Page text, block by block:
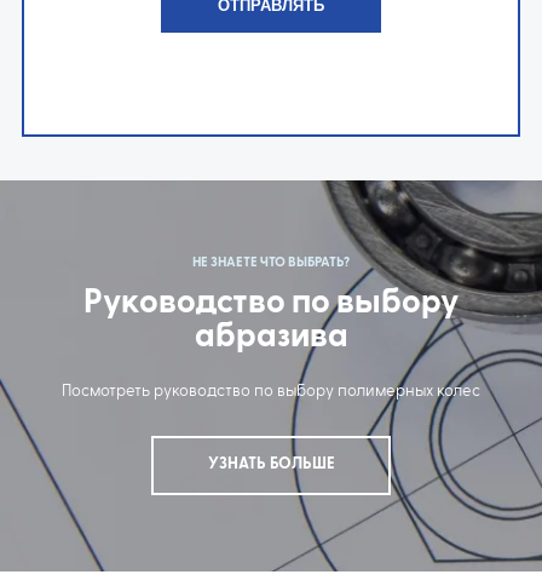
НЕ ЗНАЕТЕ ЧТО ВЫБРАТЬ?
Руководство по выбору
абразива
Посмотреть руководство по выбору полимерных колес
УЗНАТЬ БОЛЬШЕ